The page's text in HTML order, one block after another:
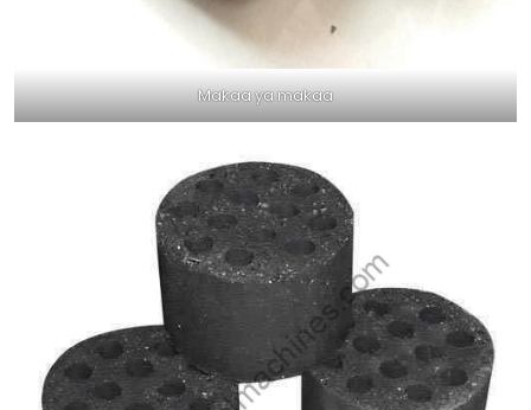
Makaa ya makaa